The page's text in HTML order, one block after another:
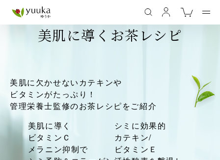
美肌に導くお茶レシピ
美肌に欠かせないカテキンや
ビタミンがたっぷり！
管理栄養士監修のお茶レシピをご紹介
美肌に導く
ビタミンＣ
メラニン抑制で
シミに効果的
カテキン/
ビタミンＥ